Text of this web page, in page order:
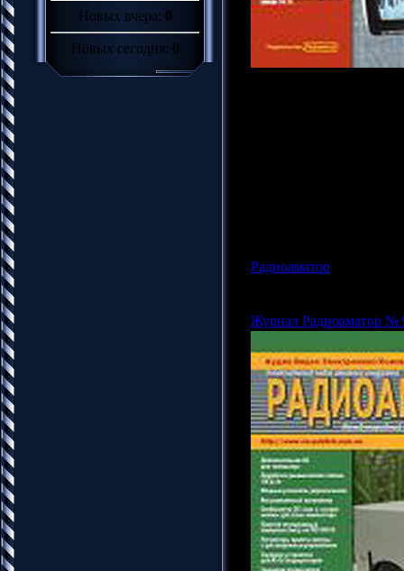
Новых вчера: 0
Новых сегодня: 0
Радиоаматор
Журнал Радиоаматор №